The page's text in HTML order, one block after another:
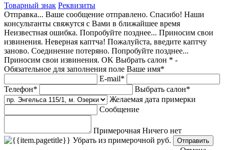
Товарный знак Реквизиты
Отправка... Ваше сообщение отправлено. Спасибо! Наши
консультанты свяжутся с Вами в ближайшее время
Неизвестная ошибка. Попробуйте позднее... Приносим свои
извинения. Неверная каптча! Пожалуйста, введите каптчу
заново. Соединение потеряно. Попробуйте позднее...
Приносим свои извинения. OK Выбрать салон * -
Обязательное для заполнения поле Ваше имя*
E-mail*
Телефон*
Выбрать салон*
Желаемая дата примерки
Сообщение
Примерочная Ничего нет
Убрать из примерочной руб. Отправить